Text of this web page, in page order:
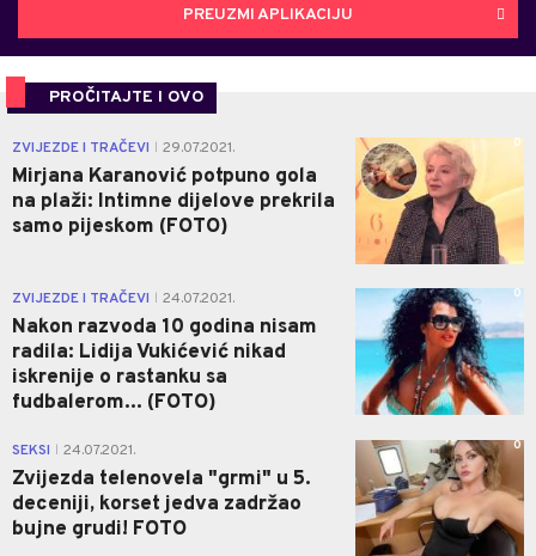
PREUZMI APLIKACIJU
PROČITAJTE I OVO
ZVIJEZDE I TRAČEVI 29.07.2021.
Mirjana Karanović potpuno gola
na plaži: Intimne dijelove prekrila
samo pijeskom (FOTO)
0
ZVIJEZDE I TRAČEVI 24.07.2021.
Nakon razvoda 10 godina nisam
radila: Lidija Vukićević nikad
iskrenije o rastanku sa
fudbalerom... (FOTO)
0
SEKSI 24.07.2021.
Zvijezda telenovela "grmi" u 5.
deceniji, korset jedva zadržao
bujne grudi! FOTO
0